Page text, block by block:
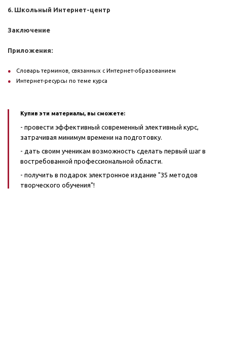
6. Школьный Интернет-центр
Заключение
Приложения:
Словарь терминов, связанных с Интернет-образованием
Интернет-ресурсы по теме курса
Купив эти материалы, вы сможете:
- провести эффективный современный элективный курс,
затрачивая минимум времени на подготовку.
- дать своим ученикам возможность сделать первый шаг в
востребованной профессиональной области.
- получить в подарок электронное издание "35 методов
творческого обучения"!